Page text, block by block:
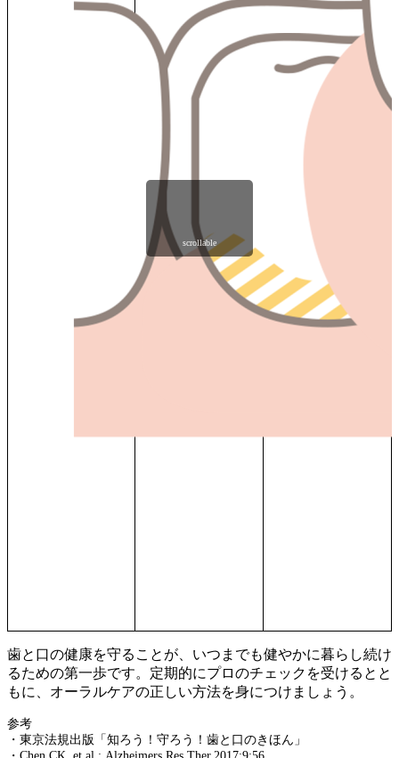
scrollable
歯と口の健康を守ることが、いつまでも健やかに暮らし続け
るための第一歩です。定期的にプロのチェックを受けるとと
もに、オーラルケアの正しい方法を身につけましょう。
参考
・東京法規出版「知ろう！守ろう！歯と口のきほん」